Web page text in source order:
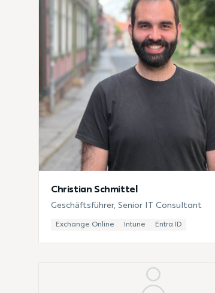
Christian Schmittel
Geschäftsführer, Senior IT Consultant
Exchange Online Intune Entra ID